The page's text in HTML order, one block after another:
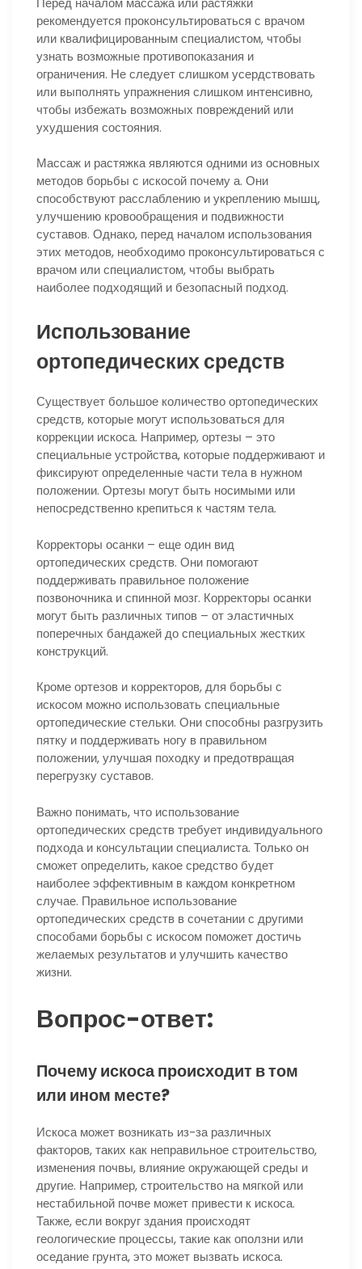
рекомендуется проконсультироваться с врачом
или квалифицированным специалистом, чтобы
узнать возможные противопоказания и
ограничения. Не следует слишком усердствовать
или выполнять упражнения слишком интенсивно,
чтобы избежать возможных повреждений или
ухудшения состояния.
Массаж и растяжка являются одними из основных
методов борьбы с искосой почему а. Они
способствуют расслаблению и укреплению мышц,
улучшению кровообращения и подвижности
суставов. Однако, перед началом использования
этих методов, необходимо проконсультироваться с
врачом или специалистом, чтобы выбрать
наиболее подходящий и безопасный подход.
Использование
ортопедических средств
Существует большое количество ортопедических
средств, которые могут использоваться для
коррекции искоса. Например, ортезы – это
специальные устройства, которые поддерживают и
фиксируют определенные части тела в нужном
положении. Ортезы могут быть носимыми или
непосредственно крепиться к частям тела.
Корректоры осанки – еще один вид
ортопедических средств. Они помогают
поддерживать правильное положение
позвоночника и спинной мозг. Корректоры осанки
могут быть различных типов – от эластичных
поперечных бандажей до специальных жестких
конструкций.
Кроме ортезов и корректоров, для борьбы с
искосом можно использовать специальные
ортопедические стельки. Они способны разгрузить
пятку и поддерживать ногу в правильном
положении, улучшая походку и предотвращая
перегрузку суставов.
Важно понимать, что использование
ортопедических средств требует индивидуального
подхода и консультации специалиста. Только он
сможет определить, какое средство будет
наиболее эффективным в каждом конкретном
случае. Правильное использование
ортопедических средств в сочетании с другими
способами борьбы с искосом поможет достичь
желаемых результатов и улучшить качество
жизни.
Вопрос-ответ:
Почему искоса происходит в том
или ином месте?
Искоса может возникать из-за различных
факторов, таких как неправильное строительство,
изменения почвы, влияние окружающей среды и
другие. Например, строительство на мягкой или
нестабильной почве может привести к искоса.
Также, если вокруг здания происходят
геологические процессы, такие как оползни или
оседание грунта, это может вызвать искоса.